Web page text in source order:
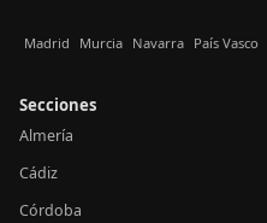
Madrid Murcia Navarra País Vasco
Secciones
Almería
Cádiz
Córdoba